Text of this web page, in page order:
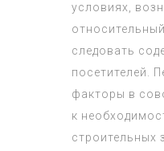
условиях,
следовать
посетителей.
факторы в
к
строительных